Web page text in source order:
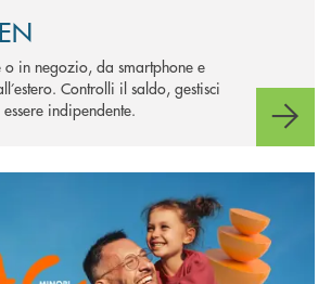
in negozio, da smartphone e
Controlli il saldo, gestisci
indipendente.